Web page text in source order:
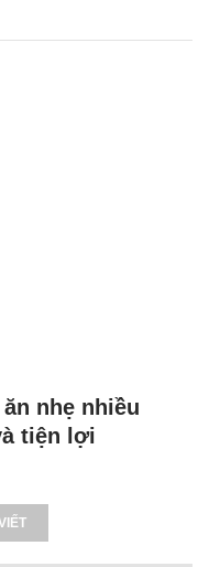
nhẹ nhiều
tiện lợi